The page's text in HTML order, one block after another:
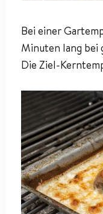
Bei einer
Minuten lang bei
Die Ziel-